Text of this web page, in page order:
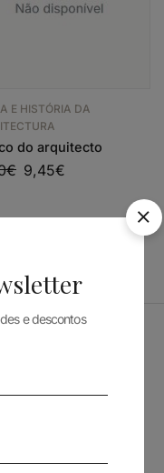
E HISTÓRIA DA
do arquitecto
€ 9,45€
e descontos